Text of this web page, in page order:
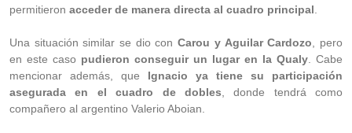
permitieron acceder de manera directa al cuadro principal
Una situación similar se dio conCarou y Aguilar Cardozo , pero
en este caso pudieron conseguir un lugar en la Qualy . Cabe
mencionar además, que Ignacio ya tiene su participación
asegurada en el cuadro de dobles , donde tendrá como
compañero al argentino Valerio Aboian.